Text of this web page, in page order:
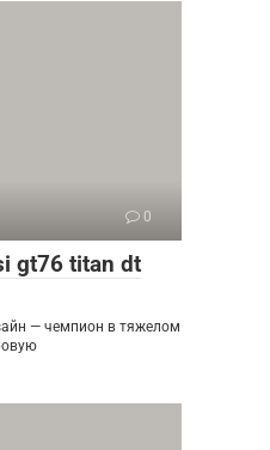
0
gt76 titan dt
— чемпион в тяжелом